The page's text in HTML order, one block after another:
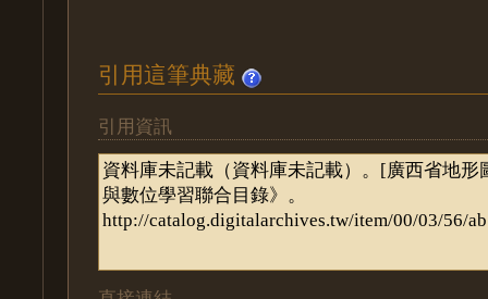
引用這筆典藏
引用資訊